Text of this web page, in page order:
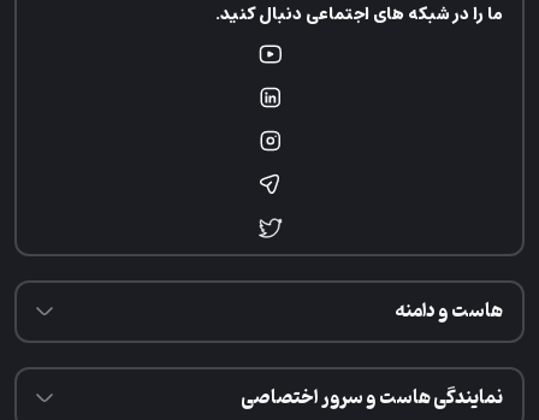
هاست و دامنه
نمایندگی هاست و سرور اختصاصی
ما را در شبکه های اجتماعی دنبال کنید.